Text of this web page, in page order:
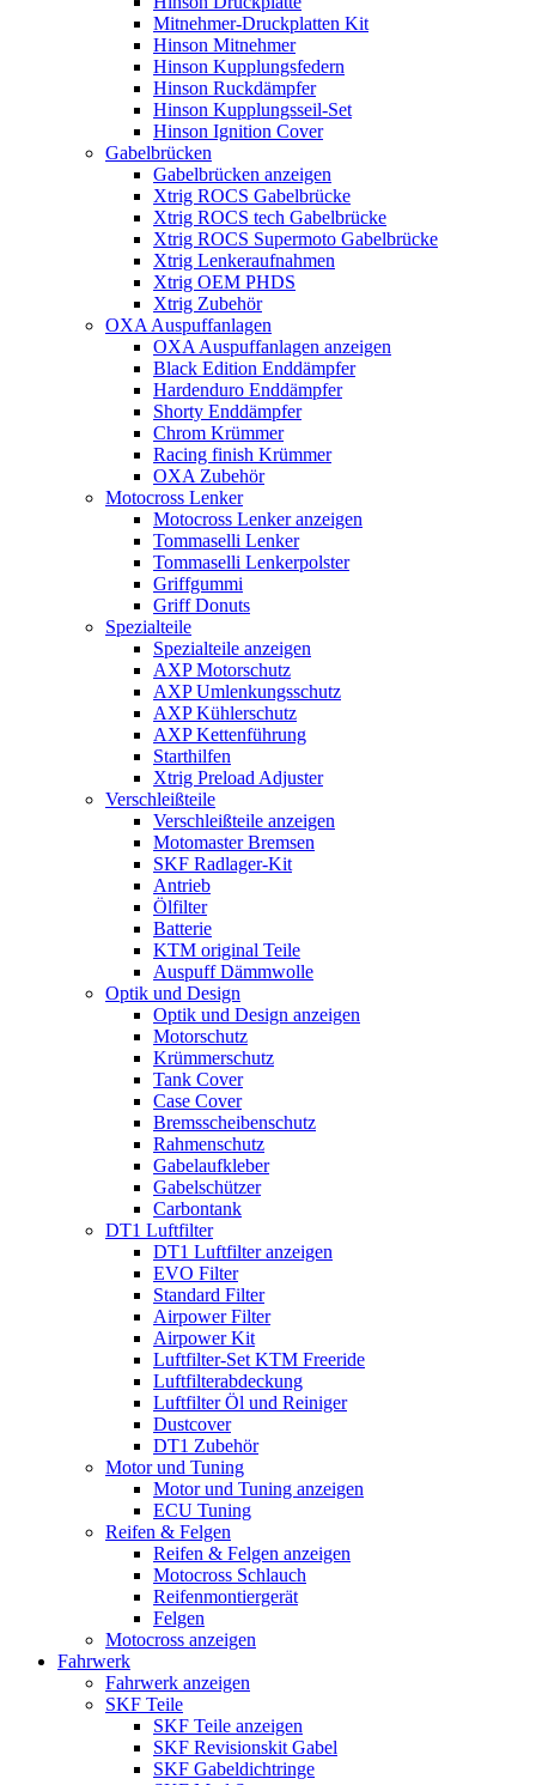
Mitnehmer-Druckplatten Kit
Hinson Mitnehmer
Hinson Kupplungsfedern
Hinson Ruckdämpfer
Hinson Kupplungsseil-Set
Hinson Ignition Cover
Gabelbrücken
Gabelbrücken anzeigen
Xtrig ROCS Gabelbrücke
Xtrig ROCS tech Gabelbrücke
Xtrig ROCS Supermoto Gabelbrücke
Xtrig Lenkeraufnahmen
Xtrig OEM PHDS
Xtrig Zubehör
OXA Auspuffanlagen
OXA Auspuffanlagen anzeigen
Black Edition Enddämpfer
Hardenduro Enddämpfer
Shorty Enddämpfer
Chrom Krümmer
Racing finish Krümmer
OXA Zubehör
Motocross Lenker
Motocross Lenker anzeigen
Tommaselli Lenker
Tommaselli Lenkerpolster
Griffgummi
Griff Donuts
Spezialteile
Spezialteile anzeigen
AXP Motorschutz
AXP Umlenkungsschutz
AXP Kühlerschutz
AXP Kettenführung
Starthilfen
Xtrig Preload Adjuster
Verschleißteile
Verschleißteile anzeigen
Motomaster Bremsen
SKF Radlager-Kit
Antrieb
Ölfilter
Batterie
KTM original Teile
Auspuff Dämmwolle
Optik und Design
Optik und Design anzeigen
Motorschutz
Krümmerschutz
Tank Cover
Case Cover
Bremsscheibenschutz
Rahmenschutz
Gabelaufkleber
Gabelschützer
Carbontank
DT1 Luftfilter
DT1 Luftfilter anzeigen
EVO Filter
Standard Filter
Airpower Filter
Airpower Kit
Luftfilter-Set KTM Freeride
Luftfilterabdeckung
Luftfilter Öl und Reiniger
Dustcover
DT1 Zubehör
Motor und Tuning
Motor und Tuning anzeigen
ECU Tuning
Reifen & Felgen
Reifen & Felgen anzeigen
Motocross Schlauch
Reifenmontiergerät
Felgen
Motocross anzeigen
Fahrwerk
Fahrwerk anzeigen
SKF Teile
SKF Teile anzeigen
SKF Revisionskit Gabel
SKF Gabeldichtringe